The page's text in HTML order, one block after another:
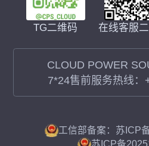
TG二维码 在线客服
CLOUD POWER
7*24售前服务热线：
工信部备案：苏ICP
苏ICP备